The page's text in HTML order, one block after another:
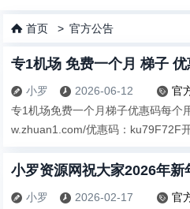
 首页 >官方公告
专1机场 免费一个月 梯子 优
 小罗  2026-06-12  官
专1机场免费一个月梯子优惠码每个
w.zhuan1.com/优惠码：ku79F72F
小罗资源网祝大家2026年新
 小罗  2026-02-17  官